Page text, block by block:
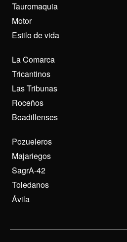
Tauromaquia
Motor
Estilo de vida
La Comarca
Tricantinos
Las Tribunas
Roceños
Boadillenses
Pozueleros
Majariegos
SagrA-42
Toledanos
Ávila